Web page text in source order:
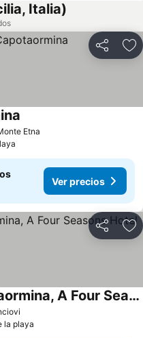
Italia)
Compartir
Etna
Ver precios
Compartir
San Domenico Palace, Taormina, A Four Seasons Hotel
la playa